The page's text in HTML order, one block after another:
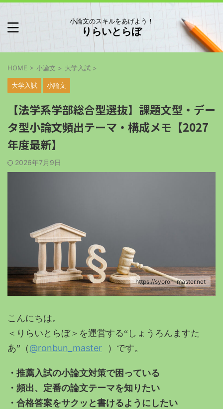
小論文のスキルをあげよう！
りらいとらぼ
HOME > 小論文 > 大学入試 >
大学入試 小論文
【法学系学部総合型選抜】課題文型・デー
タ型小論文頻出テーマ・構成メモ【2027
年度最新】
2026年7月9日
https://syoron-master.net
こんにちは。
＜りらいとらぼ＞を運営する“しょうろんますた
あ”（ @ronbun_master ）です。
・推薦入試の小論文対策で困っている
・頻出、定番の論文テーマを知りたい
・合格答案をサクッと書けるようにしたい